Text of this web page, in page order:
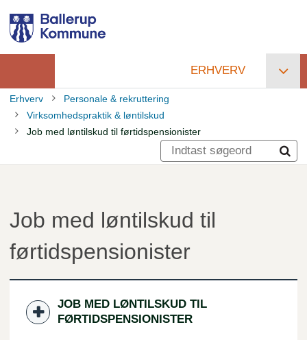
hovedindhold
Primær
navigation
ERHVERV
Brødkrumme
Erhverv
Personale & rekruttering
Virksomhedspraktik & løntilskud
Job med løntilskud til førtidspensionister
Job med løntilskud til
førtidspensionister
JOB MED LØNTILSKUD TIL
FØRTIDSPENSIONISTER